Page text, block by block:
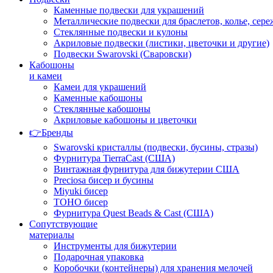
Каменные подвески для украшений
Металлические подвески для браслетов, колье,
Стеклянные подвески и кулоны
Акриловые подвески (листики, цветочки и другие)
Подвески Swarovski (Сваровски)
Кабошоны
и камеи
Камеи для украшений
Каменные кабошоны
Стеклянные кабошоны
Акриловые кабошоны и цветочки
👉Бренды
Swarovski кристаллы (подвески, бусины, стразы)
Фурнитура TierraCast (США)
Винтажная фурнитура для бижутерии США
Preciosa бисер и бусины
Miyuki бисер
TOHO бисер
Фурнитура Quest Beads & Cast (США)
Сопутствующие
материалы
Инструменты для бижутерии
Подарочная упаковка
Коробочки (контейнеры) для хранения мелочей